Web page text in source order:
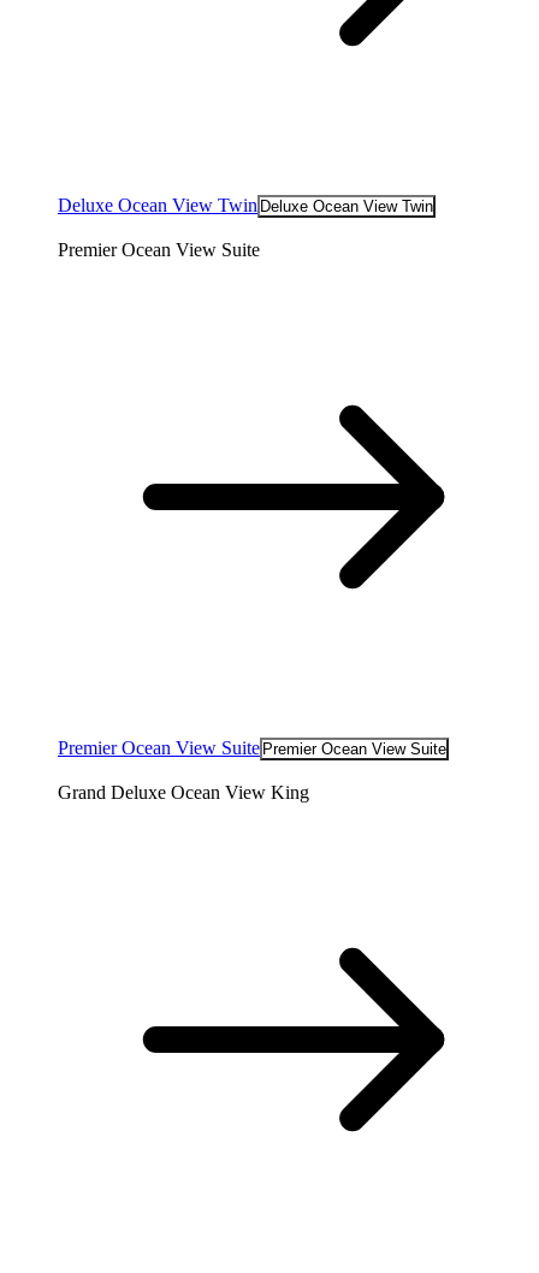
Deluxe Ocean View Twin Deluxe Ocean View Twin
Premier Ocean View Suite
Premier Ocean View Suite Premier Ocean View Suite
Grand Deluxe Ocean View King